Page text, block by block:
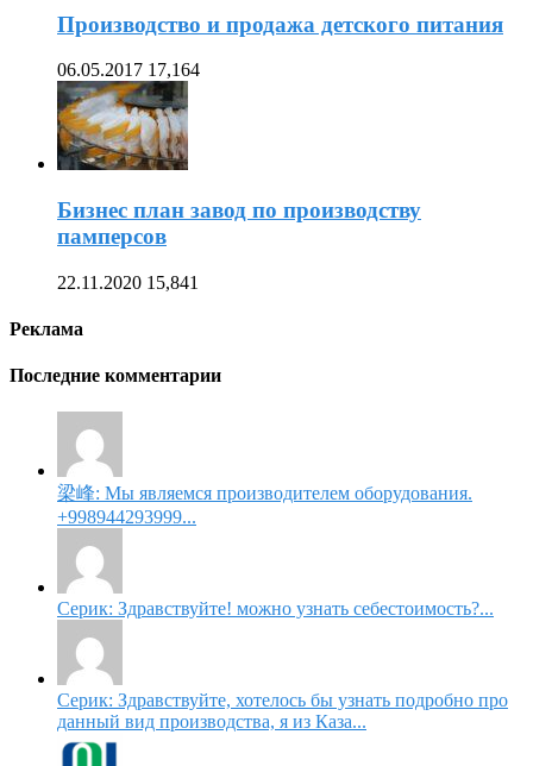
Производство и продажа детского питания
06.05.2017 17,164
Бизнес план завод по производству
памперсов
22.11.2020 15,841
Реклама
Последние комментарии
梁峰: Мы являемся производителем оборудования.
+998944293999...
Серик: Здравствуйте! можно узнать себестоимость?...
Серик: Здравствуйте, хотелось бы узнать подробно про
данный вид производства, я из Каза...